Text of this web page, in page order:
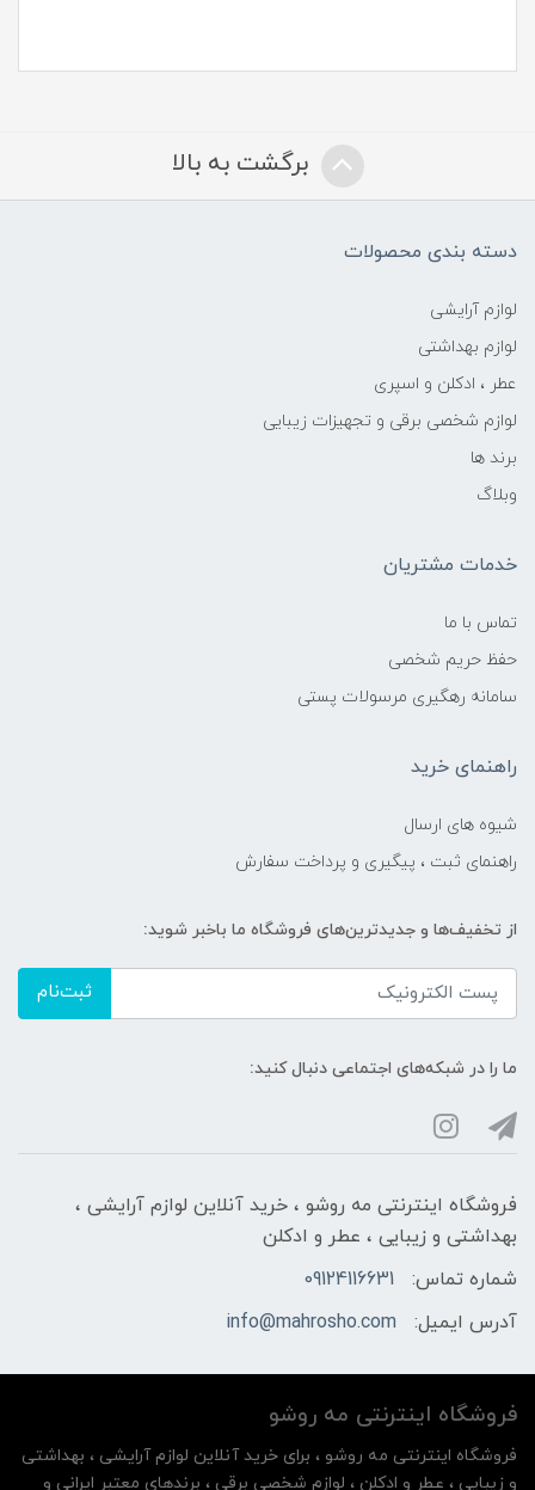
برگشت به بالا
دسته بندی محصولات
لوازم آرایشی
لوازم بهداشتی
عطر ، ادکلن و اسپری
لوازم شخصی برقی و تجهیزات زیبایی
برند ها
وبلاگ
خدمات مشتریان
تماس با ما
حفظ حریم شخصی
سامانه رهگیری مرسولات پستی
راهنمای خرید
شیوه های ارسال
راهنمای ثبت ، پیگیری و پرداخت سفارش
از تخفیف‌ها و جدیدترین‌های فروشگاه ما باخبر شوید:
ثبت‌نام
ما را در شبکه‌های اجتماعی دنبال کنید:
فروشگاه اینترنتی مه‌ رو‌شو ، خرید آنلاین لوازم آرایشی ،
بهداشتی و زیبایی ، عطر و ادکلن
شماره تماس:
09124116631
آدرس ایمیل:
info@mahrosho.com
فروشگاه اینترنتی مه‌ رو‌شو
فروشگاه اینترنتی مه‌ رو‌شو ، برای خرید آنلاین لوازم آرایشی ، بهداشتی
و زیبایی ، عطر و ادکلن ، لوازم شخصی برقی ، برندهای معتبر ایرانی و